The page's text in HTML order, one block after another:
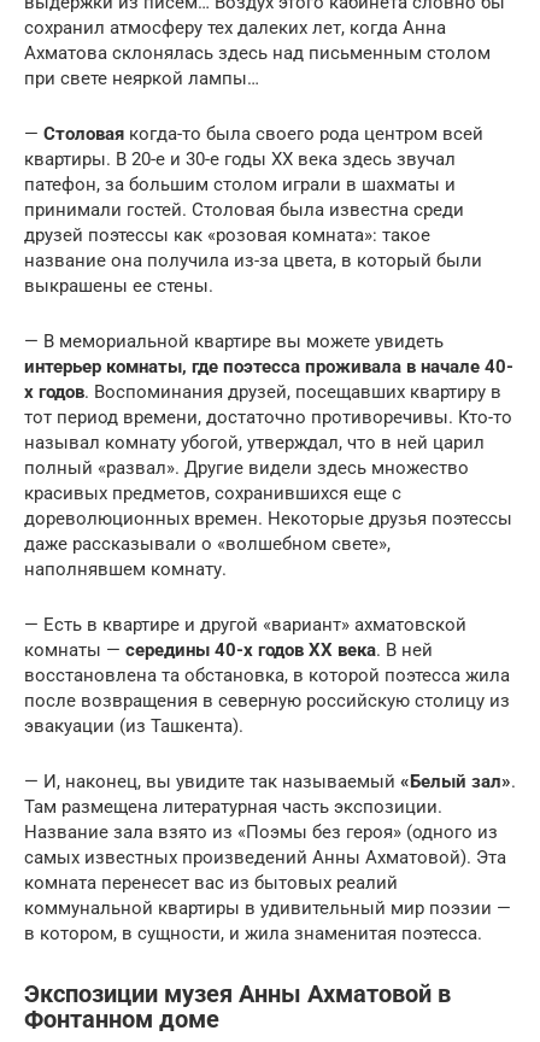
сохранил атмосферу тех далеких лет, когда Анна
Ахматова склонялась здесь над письменным столом
при свете неяркой лампы…
— Столовая когда-то была своего рода центром всей
квартиры. В 20-е и 30-е годы XX века здесь звучал
патефон, за большим столом играли в шахматы и
принимали гостей. Столовая была известна среди
друзей поэтессы как «розовая комната»: такое
название она получила из-за цвета, в который были
выкрашены ее стены.
— В мемориальной квартире вы можете увидеть
интерьер комнаты, где поэтесса проживала в начале 40-
х годов. Воспоминания друзей, посещавших квартиру в
тот период времени, достаточно противоречивы. Кто-то
называл комнату убогой, утверждал, что в ней царил
полный «развал». Другие видели здесь множество
красивых предметов, сохранившихся еще с
дореволюционных времен. Некоторые друзья поэтессы
даже рассказывали о «волшебном свете»,
наполнявшем комнату.
— Есть в квартире и другой «вариант» ахматовской
комнаты — середины 40-х годов XX века. В ней
восстановлена та обстановка, в которой поэтесса жила
после возвращения в северную российскую столицу из
эвакуации (из Ташкента).
— И, наконец, вы увидите так называемый «Белый зал».
Там размещена литературная часть экспозиции.
Название зала взято из «Поэмы без героя» (одного из
самых известных произведений Анны Ахматовой). Эта
комната перенесет вас из бытовых реалий
коммунальной квартиры в удивительный мир поэзии —
в котором, в сущности, и жила знаменитая поэтесса.
Экспозиции музея Анны Ахматовой в
Фонтанном доме